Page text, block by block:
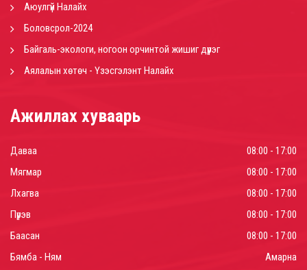
Аюулгүй Налайх
Боловсрол-2024
Байгаль-экологи, ногоон орчинтой жишиг дүүрэг
Аялалын хөтөч - Үзэсгэлэнт Налайх
Ажиллах хуваарь
Даваа
08:00 - 17:00
Мягмар
08:00 - 17:00
Лхагва
08:00 - 17:00
Пүрэв
08:00 - 17:00
Баасан
08:00 - 17:00
Бямба - Ням
Амарна